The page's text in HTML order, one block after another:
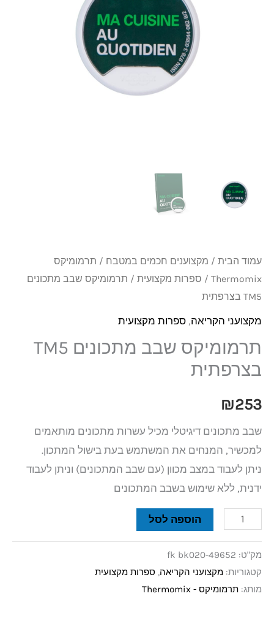
עמוד הבית / מקצוענים חכמים במטבח / תרמומיקס
Thermomix
/ ספרות מקצועית / תרמומיקס שבב מתכונים
TM5 בצרפתית
מקצועני הקריאה, ספרות מקצועית
תרמומיקס שבב מתכונים TM5
בצרפתית
₪253
שבב מתכונים דיגיטלי מכיל עשרות מתכונים מותאמים
למכשיר, המנחים את המשתמש בעת בישול המתכון.
ניתן לעבוד במצב מכוון (עם שבב המתכונים) וניתן לעבוד
ידנית, ללא שימוש בשבב המתכונים
הוספה לסל
מק"ט: fk bk020-49652
קטגוריות: מקצועני הקריאה, ספרות מקצועית
מותג: תרמומיקס - Thermomix